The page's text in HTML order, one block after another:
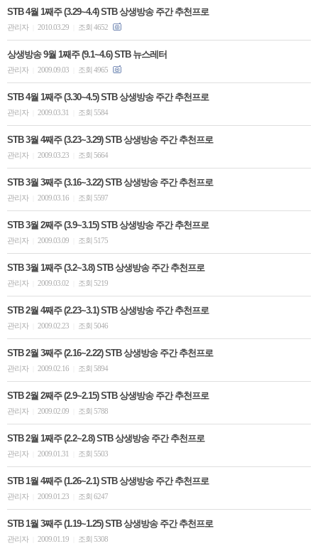
STB 4월 1째주 (3.29~4.4) STB 상생방송 주간 추천프로
관리자 2010.03.29 조회 4652
상생방송 9월 1째주 (9.1~4.6) STB 뉴스레터
관리자 2009.09.03 조회 4965
STB 4월 1째주 (3.30~4.5) STB 상생방송 주간 추천프로
관리자 2009.03.31 조회 5584
STB 3월 4째주 (3.23~3.29) STB 상생방송 주간 추천프로
관리자 2009.03.23 조회 5664
STB 3월 3째주 (3.16~3.22) STB 상생방송 주간 추천프로
관리자 2009.03.16 조회 5597
STB 3월 2째주 (3.9~3.15) STB 상생방송 주간 추천프로
관리자 2009.03.09 조회 5175
STB 3월 1째주 (3.2~3.8) STB 상생방송 주간 추천프로
관리자 2009.03.02 조회 5219
STB 2월 4째주 (2.23~3.1) STB 상생방송 주간 추천프로
관리자 2009.02.23 조회 5046
STB 2월 3째주 (2.16~2.22) STB 상생방송 주간 추천프로
관리자 2009.02.16 조회 5894
STB 2월 2째주 (2.9~2.15) STB 상생방송 주간 추천프로
관리자 2009.02.09 조회 5788
STB 2월 1째주 (2.2~2.8) STB 상생방송 주간 추천프로
관리자 2009.01.31 조회 5503
STB 1월 4째주 (1.26~2.1) STB 상생방송 주간 추천프로
관리자 2009.01.23 조회 6247
STB 1월 3째주 (1.19~1.25) STB 상생방송 주간 추천프로
관리자 2009.01.19 조회 5308